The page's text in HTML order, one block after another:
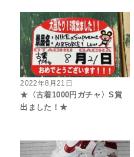
2022年8月21日
★〈古着1000円ガチャ〉S賞
出ました！★